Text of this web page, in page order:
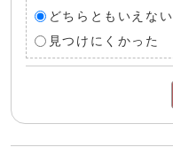
どちらともいえない
見つけにくかった